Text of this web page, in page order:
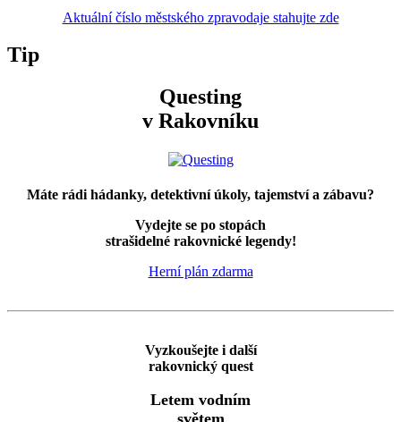
Aktuální číslo městského zpravodaje stahujte zde
Tip
Questing
v Rakovníku
Máte rádi hádanky, detektivní úkoly, tajemství a zábavu?
Vydejte se po stopách
strašidelné rakovnické legendy!
Herní plán zdarma
Vyzkoušejte i další
rakovnický quest
Letem vodním